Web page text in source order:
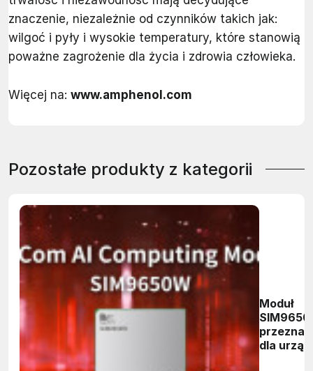
znaczenie, niezależnie od czynników takich jak:
wilgoć i pyły i wysokie temperatury, które stanowią
poważne zagrożenie dla życia i zdrowia człowieka.
Więcej na: www.amphenol.com
Pozostałe produkty z kategorii
Moduł
dla